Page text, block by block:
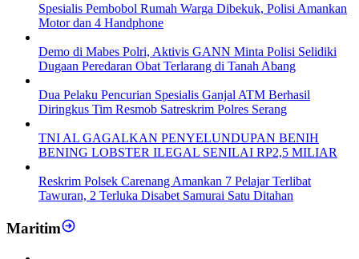
Spesialis Pembobol Rumah Warga Dibekuk, Polisi Amankan
Motor dan 4 Handphone
Demo di Mabes Polri, Aktivis GANN Minta Polisi Selidiki
Dugaan Peredaran Obat Terlarang di Tanah Abang
Dua Pelaku Pencurian Spesialis Ganjal ATM Berhasil
Diringkus Tim Resmob Satreskrim Polres Serang
TNI AL GAGALKAN PENYELUNDUPAN BENIH
BENING LOBSTER ILEGAL SENILAI RP2,5 MILIAR
Reskrim Polsek Carenang Amankan 7 Pelajar Terlibat
Tawuran, 2 Terluka Disabet Samurai Satu Ditahan
Maritim